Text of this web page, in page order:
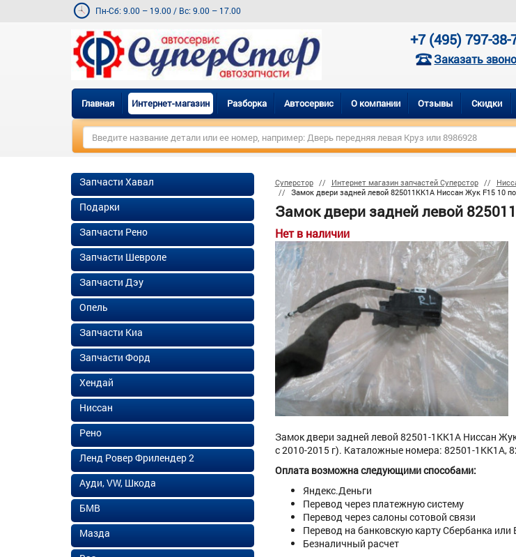
Пн-Сб: 9.00 – 19.00 / Вс: 9.00 – 17.00
+7 (495) 797-38-
Заказать
Главная Интернет-магазин Разборка Автосервис О компании Отзывы Скидки
Суперстор Интернет магазин запчастей Суперстор
Замок двери задней левой 825011KK1A Ниссан Жук F15 10
Замок двери задней левой
Нет в наличии
Замок двери задней левой 82501-1KK1A Ниссан
с 2010-2015 г). Каталожные номера: 82501-1KK1A,
Оплата возможна следующими способами:
Яндекс.Деньги
Перевод через платежную систему
Перевод через салоны сотовой связи
Перевод на банковскую карту Сбербанка или
Безналичный расчет
Запчасти Хавал
Подарки
Запчасти Рено
Запчасти Шевроле
Запчасти Дэу
Опель
Запчасти Киа
Запчасти Форд
Хендай
Ниссан
Рено
Ленд Ровер Фрилендер 2
Ауди, VW, Шкода
БМВ
Мазда